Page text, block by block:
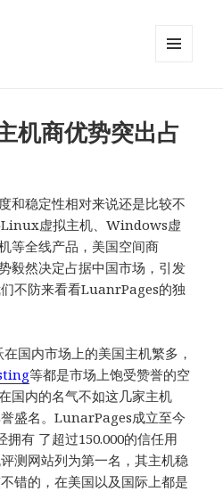
机商优势突出占
和稳定性相对来说还是比较不
Linux虚拟主机、Windows虚
等全线产品，美国空间商
毅然决定占据中国市场，引发
不防来看看LuanrPages的独
在国内市场上的美国主机繁多，
等都是市场上饱受赞誉的空
国内的名气不如这几家主机
盛名。LunarPages成立至今
拥有 了超过150.000的信任用
测网站列为第一名，其主机稳
错的，在美国以及国际上都是